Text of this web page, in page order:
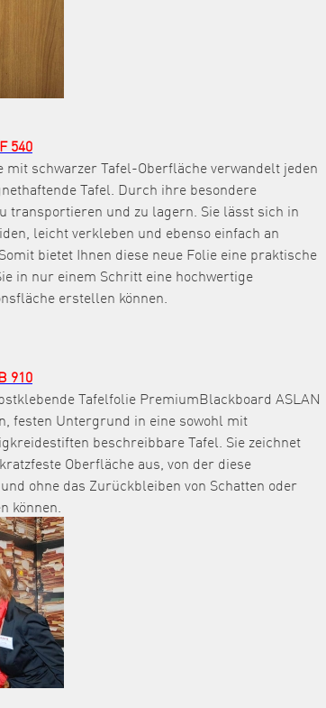
540
schwarzer Tafel-Oberfläche verwandelt jeden
Tafel. Durch ihre besondere
transportieren und zu lagern. Sie lässt sich in
leicht verkleben und ebenso einfach an
bietet Ihnen diese neue Folie eine praktische
in nur einem Schritt eine hochwertige
erstellen können.
910
Tafelfolie PremiumBlackboard ASLAN
festen Untergrund in eine sowohl mit
beschreibbare Tafel. Sie zeichnet
Oberfläche aus, von der diese
ohne das Zurückbleiben von Schatten oder
können.